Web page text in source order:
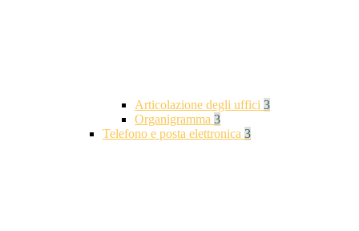
Articolazione degli uffici 3
Organigramma 3
Telefono e posta elettronica 3